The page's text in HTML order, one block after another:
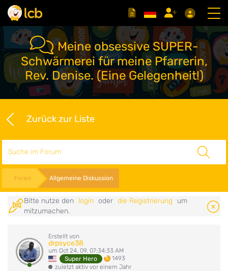
Meine obsessive SUPER-
Schwärmerei für meine Pfarrerin,
Rev. Denise. (Eine Gelegenheit!)
Zurück zur Liste
Foren Allgemeine Diskussion
Bitte nutze den login oder die Registrierung
um
mitzumachen.
Erstellt von
drpsyce38
um Oct 24, 09, 07:34:33 AM
Super Hero
1493
zuletzt aktiv vor einem Jahr